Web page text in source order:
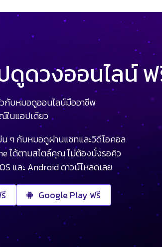
ดูดวงออนไลน์
กับหมอดูออนไลน์มืออาชีพ
นแอปเดียว
ๆ กับหมอดูผ่านแชทและวิดีโอคอล
ได้ตามสไตล์คุณ ไม่ต้องนั่งรอคิว
และ Android ดาวน์โหลดเลย
Google Play ฟรี